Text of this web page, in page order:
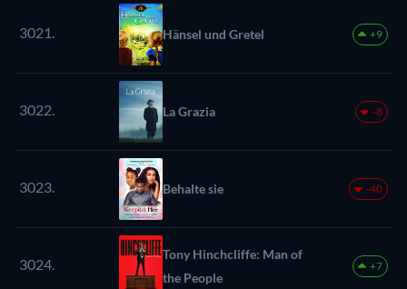
3021. Hänsel und Gretel +9
3022. La Grazia -8
3023. Behalte sie -40
3024.
Tony Hinchcliffe: Man of
the People
+7